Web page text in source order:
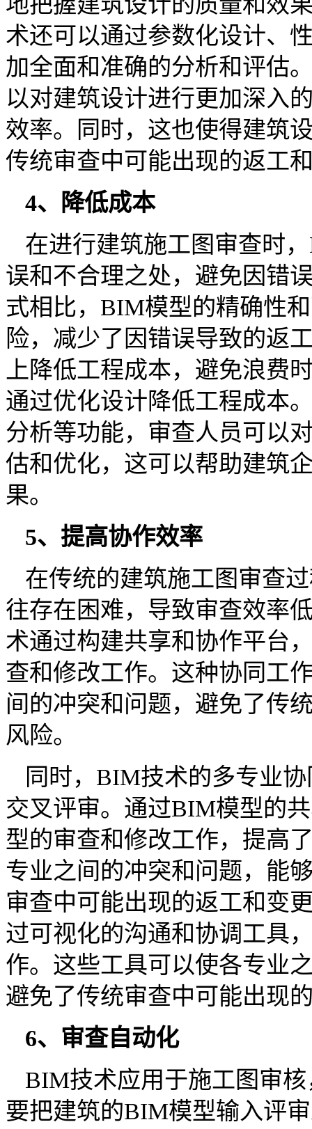
术还可以通过参数化设计、
加全面和准确的分析和评估
以对建筑设计进行更加深入
效率。同时，这也使得建筑
传统审查中可能出现的返工
4、降低成本
在进行建筑施工图审查时
误和不合理之处，避免因错
式相比，BIM模型的精确性
险，减少了因错误导致的返
上降低工程成本，避免浪费
通过优化设计降低工程成本
分析等功能，审查人员可以
估和优化，这可以帮助建筑
果。
5、提高协作效率
在传统的建筑施工图审查
往存在困难，导致审查效率
术通过构建共享和协作平台
查和修改工作。这种协同工
间的冲突和问题，避免了传
风险。
同时，BIM技术的多专业
交叉评审。通过BIM模型的
型的审查和修改工作，提高
专业之间的冲突和问题，能
审查中可能出现的返工和变
过可视化的沟通和协调工具
作。这些工具可以使各专业
避免了传统审查中可能出现
6、审查自动化
BIM技术应用于施工图审
要把建筑的BIM模型输入评